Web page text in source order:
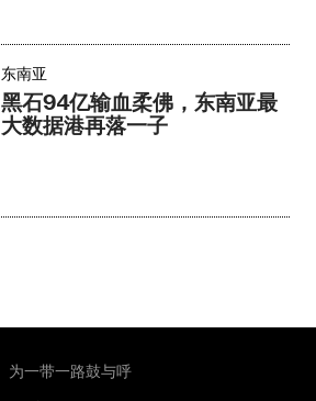
东南亚
黑石94亿输血柔佛，东南亚最
大数据港再落一子
为一带一路鼓与呼